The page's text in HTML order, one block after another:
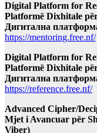
Digital Platform for
Platformë Dixhitale
Дигитална
https://mentoring.free.nf/
Digital Platform for
Platformë Dixhitale
Дигитална
https://reference.free.nf/
Advanced Cipher/
Mjet i Avancuar për
Viber)